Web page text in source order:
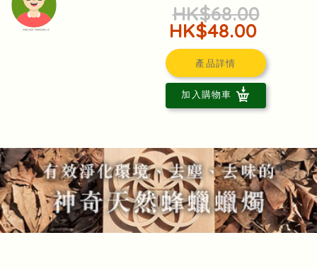
頭像生成器: 快樂家庭網上店
HK$68.00
HK$48.00
產品詳情
加入購物車